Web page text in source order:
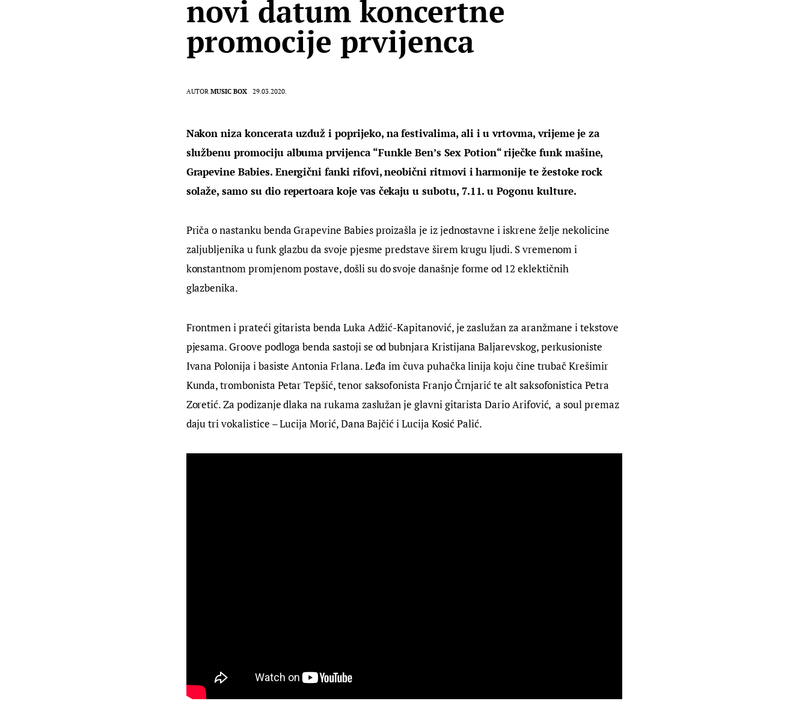
novi datum koncertne
promocije prvijenca
AUTOR MUSIC BOX 29.03.2020.
Nakon niza koncerata uzduž i poprijeko, na festivalima, ali i u vrtovma, vrijeme je za
službenu promociju albuma prvijenca “Funkle Ben’s Sex Potion“ riječke funk mašine,
Grapevine Babies. Energični fanki rifovi, neobični ritmovi i harmonije te žestoke rock
solaže, samo su dio repertoara koje vas čekaju u subotu, 7.11. u Pogonu kulture.
Priča o nastanku benda Grapevine Babies proizašla je iz jednostavne i iskrene želje nekolicine
zaljubljenika u funk glazbu da svoje pjesme predstave širem krugu ljudi. S vremenom i
konstantnom promjenom postave, došli su do svoje današnje forme od 12 eklektičnih
glazbenika.
Frontmen i prateći gitarista benda Luka Adžić-Kapitanović, je zaslužan za aranžmane i tekstove
pjesama. Groove podloga benda sastoji se od bubnjara Kristijana Baljarevskog, perkusioniste
Ivana Polonija i basiste Antonia Frlana. Leđa im čuva puhačka linija koju čine trubač Krešimir
Kunda, trombonista Petar Tepšić, tenor saksofonista Franjo Črnjarić te alt saksofonistica Petra
Zoretić. Za podizanje dlaka na rukama zaslužan je glavni gitarista Dario Arifović,  a soul premaz
daju tri vokalistice – Lucija Morić, Dana Bajčić i Lucija Kosić Palić.